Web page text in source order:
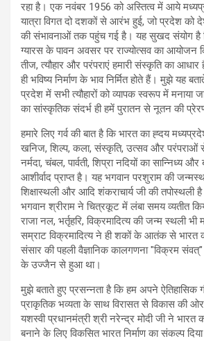
रहा है। एक नवंबर 1956 को अस्तित्व में आये
यात्रा विगत दो दशकों से आरंभ हुई, जो प्रदेश को
की संभावनाओं तक पहुंच गई है। यह सुखद संयोग
ग्यारस के पावन अवसर पर राज्योत्सव का आयोजन
तीज, त्यौहार और परंपराएं हमारी संस्कृति का
ही भविष्य निर्माण के भाव निर्मित होते हैं। मुझे यह
प्रदेश में सभी त्यौहारों को व्यापक स्वरूप में मनाया
का सांस्कृतिक संदर्भ ही हमें पुरातन से नूतन की
हमारे लिए गर्व की बात है कि भारत का ह्दय
खनिज, शिल्प, कला, संस्कृति, उत्सव और परंपराओं
नर्मदा, चंबल, पार्वती, शिप्रा नदियों का सान्निध्य और
आशीर्वाद प्राप्त है। यह भगवान परशुराम की
शिक्षास्थली और आदि शंकराचार्य जी की तपोस्थली है।
भगवान श्रीराम ने चित्रकूट में लंबा समय व्यतीत
राजा नल, भर्तृहरि, विक्रमादित्य की जन्म स्थली भी
सम्राट विक्रमादित्य ने ही शकों के आतंक से भारत
संसार की पहली वैज्ञानिक कालगणना "विक्रम
के उज्जैन से हुआ था।
मुझे बताते हुए प्रसन्नता है कि हम अपने ऐतिहासिक
प्राकृतिक भव्यता के साथ विरासत से विकास की
यशस्वी प्रधानमंत्री श्री नरेन्द्र मोदी जी ने भारत
बनाने के लिए विकसित भारत निर्माण का संकल्प